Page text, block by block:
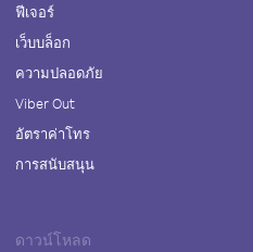
ฟีเจอร์
เว็บบล็อก
ความปลอดภัย
Viber Out
อัตราค่าโทร
การสนับสนุน
ดาวน์โหลด